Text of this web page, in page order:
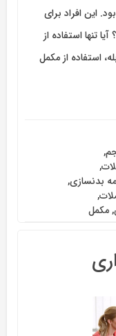
این افراد برای
تنها استفاده از
استفاده از مکمل
,
,
بدنسازی,
,
,مکمل